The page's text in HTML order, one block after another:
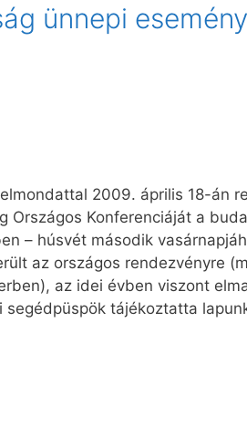
ünnepi
2009. április 18-án
Országos Konferenciáját a
– húsvét második
az országos rendezvényre
az idei évben viszont
segédpüspök tájékoztatta